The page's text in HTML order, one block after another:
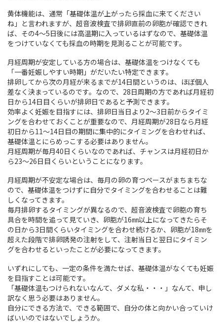
黄体機能は、通常「基礎体温が上がったら採血に来てください
ね」と言われますが、超音波検査で排卵直前の卵胞が確認できれ
ば、その4～5日後には高温期に入っているはずなので、基礎体温
をつけていなくても採血の時期を見測ることが可能です。
月経周期が安定している方の場合は、基礎体温をつけなくても
「一番妊娠しやすい時期」がだいたい特定できます。
排卵してから次の月経が来るまでが14日間というのは、ほぼ個人
差なく決まっているのです。なので、28日周期の方であれば月経初
日から14日目くらいが排卵日であると予測できます。
効率よく妊娠を目指すには、排卵日当日より2～3日前からタイミ
ングを合わせておくことが重要なので、月経周期が28日なら月経
初日から11～14日目の期間に集中的にタイミングを合わせれば、
基礎体温とにらめっこする必要はありません。
月経周期が毎月40日くらいなのであれば、チャンスは月経初日か
ら23～26日目くらいということになります。
月経周期が不安定な場合は、毎月の卵の育つペースがまちまちな
ので、基礎体温をつけずに自分でタイミングを合わせることは難
しくなってきます。
毎月排卵するタイミングが異なるので、超音波検査で卵胞の育ち
具合を時間を追って見ていき、卵胞が16㎜以上になってきたらそ
の日から3日間くらいタイミングを合わせ続けるか、卵胞が18㎜を
超えた段階で排卵誘発の注射をして、注射当日と翌日にタイミン
グを合わせるといったことが必要になってきます。
いずれにしても、一定の条件を満たせば、基礎体温がなくても妊娠
を目指すことは可能です。
「基礎体温もつけられないなんて、ダメな私・・・」なんて、申し
訳なく思う必要はありません。
自分にできる方法で、できる範囲で、自分の体と向かい合っていけ
ばいいのではないでしょうか。